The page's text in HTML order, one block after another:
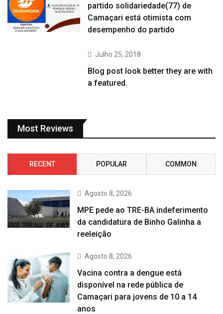
partido solidariedade(77) de
Camaçari está otimista com
desempenho do partido
Julho 25, 2018
Blog post look better they are with
a featured.
Most Reviews
RECENT POPULAR COMMON
Agosto 8, 2026
MPE pede ao TRE-BA indeferimento
da candidatura de Binho Galinha a
reeleição
Agosto 8, 2026
Vacina contra a dengue está
disponível na rede pública de
Camaçari para jovens de 10 a 14
anos